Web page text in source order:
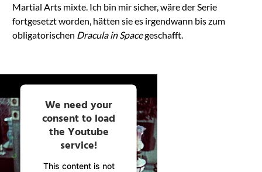
Martial Arts mixte. Ich bin mir sicher, wäre der Serie
fortgesetzt worden, hätten sie es irgendwann bis zum
obligatorischen Dracula in Spacegeschafft.
We need your
consent to load
the Youtube
service!
This content is not